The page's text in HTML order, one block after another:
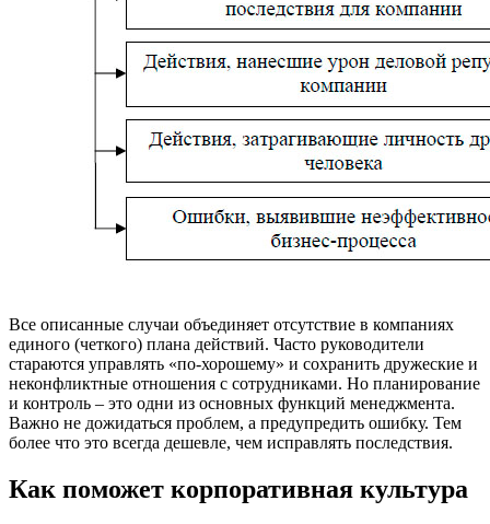
Все описанные случаи объединяет отсутствие в компаниях
единого (четкого) плана действий. Часто руководители
стараются управлять «по-хорошему» и сохранить дружеские и
неконфликтные отношения с сотрудниками. Но планирование
и контроль – это одни из основных функций менеджмента.
Важно не дожидаться проблем, а предупредить ошибку. Тем
более что это всегда дешевле, чем исправлять последствия.
Как поможет корпоративная культура